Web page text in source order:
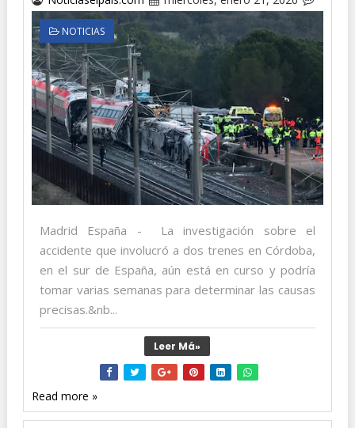
NOTICIAS
Madrid España - La investigación sobre el
accidente que involucró a dos trenes en Córdoba,
en el sur de España, aún está en curso y podría
tomar varias semanas para determinar las causas
precisas.&nb...
Leer Má»
Read more »